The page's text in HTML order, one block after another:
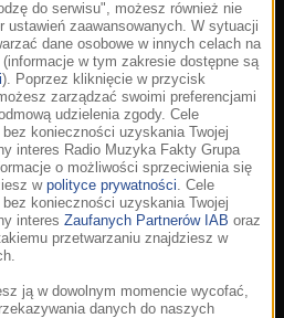
do serwisu", możesz również nie
ustawień zaawansowanych. W sytuacji
dane osobowe w innych celach na
w tym zakresie dostępne są
). Poprzez kliknięcie w przycisk
zarządzać swoimi preferencjami
udzielenia zgody. Cele
konieczności uzyskania Twojej
interes Radio Muzyka Fakty Grupa
o możliwości sprzeciwienia się
w polityce prywatności. Cele
konieczności uzyskania Twojej
interes Zaufanych Partnerów IAB oraz
przetwarzaniu znajdziesz w
ją w dowolnym momencie wycofać,
danych do naszych